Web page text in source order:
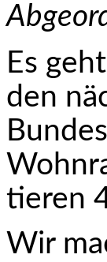
Es
den
tieren
Wir